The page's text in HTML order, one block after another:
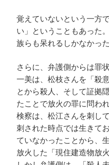
覚えていないという一方
い」ということもあった
族らも呆れるしかなかっ
さらに、弁護側からは罪
一美は、松枝さんを「殺
とから殺人、そして証拠
たことで放火の罪に問わ
検察は、松江さんを刺し
刺された時点では生きて
ていなかったことから、
放火した「現住建造物放